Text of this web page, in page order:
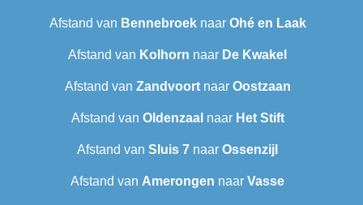
Afstand van Bennebroeknaar Ohé en Laak
Afstand van Kolhorn naar De Kwakel
Afstand van Zandvoortnaar Oostzaan
Afstand van Oldenzaal naar Het Stift
Afstand van Sluis 7 naar Ossenzijl
Afstand van Amerongen naar Vasse